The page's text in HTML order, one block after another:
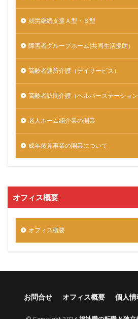
就労継続支援Ａ型・Ｂ型
障害者グループホーム(共同生活援助）
高齢者通所介護（デイサービス）
高齢者訪問介護（ヘルパーステーショ
老人ホーム紹介業の開業
成年後見事業の開業について
オフィス概要
オフィス概要
お問合せ オフィス概要 個人